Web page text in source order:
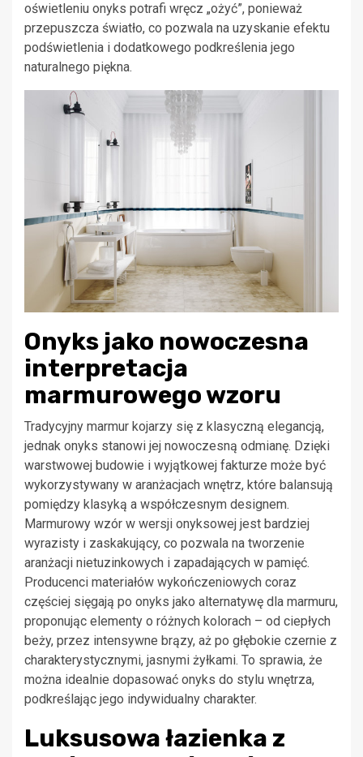
oświetleniu onyks potrafi wręcz „ożyć”, ponieważ
przepuszcza światło, co pozwala na uzyskanie efektu
podświetlenia i dodatkowego podkreślenia jego
naturalnego piękna.
Onyks jako nowoczesna
interpretacja
marmurowego wzoru
Tradycyjny marmur kojarzy się z klasyczną elegancją,
jednak onyks stanowi jej nowoczesną odmianę. Dzięki
warstwowej budowie i wyjątkowej fakturze może być
wykorzystywany w aranżacjach wnętrz, które balansują
pomiędzy klasyką a współczesnym designem.
Marmurowy wzór w wersji onyksowej jest bardziej
wyrazisty i zaskakujący, co pozwala na tworzenie
aranżacji nietuzinkowych i zapadających w pamięć.
Producenci materiałów wykończeniowych coraz
częściej sięgają po onyks jako alternatywę dla marmuru,
proponując elementy o różnych kolorach – od ciepłych
beży, przez intensywne brązy, aż po głębokie czernie z
charakterystycznymi, jasnymi żyłkami. To sprawia, że
można idealnie dopasować onyks do stylu wnętrza,
podkreślając jego indywidualny charakter.
Luksusowa łazienka z